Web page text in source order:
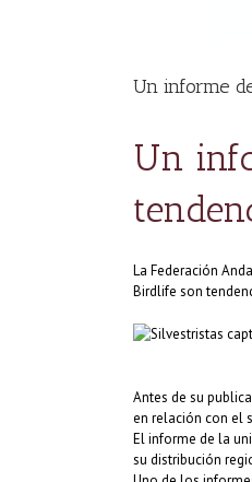
Un informe
Un
La Federación
Birdlife son
Antes de su
en relación con el
El informe de la
su distribución